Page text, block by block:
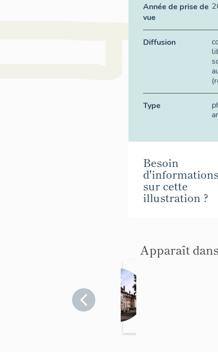
Année de prise de
vue
Diffusion
Type
Besoin
sur cette
illustration ?
Apparaît